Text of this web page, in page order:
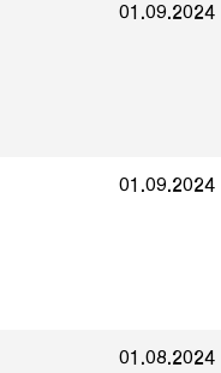
01.09.2024
01.09.2024
01.08.2024